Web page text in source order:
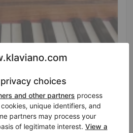
— verticale d'epoca